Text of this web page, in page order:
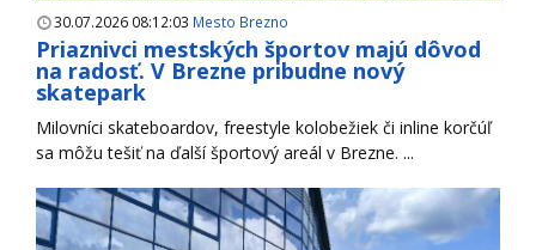
30.07.2026 08:12:03 Mesto Brezno
Priaznivci mestských športov majú dôvod
na radosť. V Brezne pribudne nový
skatepark
Milovníci skateboardov, freestyle kolobežiek či inline korčúľ
sa môžu tešiť na ďalší športový areál v Brezne. ...